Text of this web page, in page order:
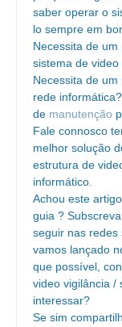
saber operar o
lo sempre em
Necessita de
sistema de
Necessita de
rede
de manutenção
Fale connosco
melhor solução
estrutura de
informático.
Achou este
guia ?
seguir nas redes
vamos lançado
que possível,
video vigilância /
interessar?
Se sim